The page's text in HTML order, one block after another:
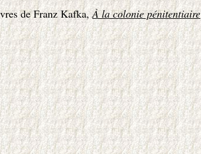
de Franz Kafka,À la colonie pénitentiaire